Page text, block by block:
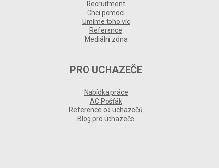
Recruitment
Chci pomoci
Umíme toho víc
Reference
Mediální zóna
PRO UCHAZEČE
Nabídka práce
AC Pošťák
Reference od uchazečů
Blog pro uchazeče